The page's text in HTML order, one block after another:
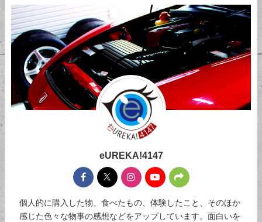
eUREKA!4147
個人的に購入した物、食べたもの、体験したこと、そのほか
感じた色々な物事の感想などをアップしています。面白いを